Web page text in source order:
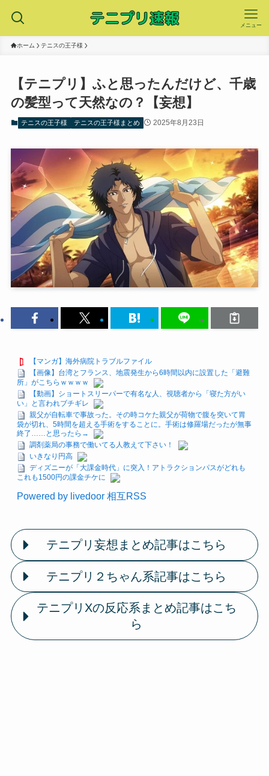
メニュー
ホーム テニスの王子様
【テニプリ】ふと思ったんだけど、千歳
の髪型って天然なの？【妄想】
テニスの王子様 テニスの王子様まとめ 2025年8月23日
【マンガ】海外病院トラブルファイル
【画像】台湾とフランス、地震発生から6時間以内に設置した「避難
所」がこちらｗｗｗｗ
【動画】ショートスリーパーで有名な人、視聴者から「寝た方がい
い」と言われブチギレ
親父が自転車で事故った。その時コケた親父が荷物で腹を突いて胃
袋が切れ、5時間を超える手術をすることに。手術は修羅場だったが無事
終了……と思ったら→
調剤薬局の事務で働いてる人教えて下さい！
いきなり円高
ディズニーが「大課金時代」に突入！アトラクションパスがどれも
これも1500円の課金チケに
Powered by livedoor 相互RSS
テニプリ妄想まとめ記事はこちら
テニプリ２ちゃん系記事はこちら
テニプリXの反応系まとめ記事はこち
ら